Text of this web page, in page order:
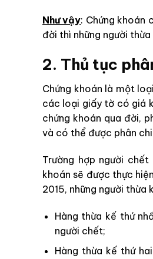
Như vậy: Chứng khoán
đời thì những người
2. Thủ tục
Chứng khoán là một
các loại giấy tờ có giá
chứng khoán qua đời,
và có thể được phân
Trường hợp người
khoán sẽ được thực
2015, những người
Hàng thừa kế thứ
người chết;
Hàng thừa kế thứ